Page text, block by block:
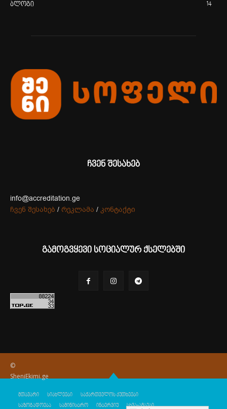
ბლოგი 14
ჩვენ შესახებ
info@accreditation.ge
ჩვენ შესახებ / რეკლამა / კონტაქტი
გამოგვყევი სოციალურ ქსელებში
©
SheniEkimi.ge
მთავარი სიახლეები საქართველოს კუთხეები
საზოგადოება სამინისტრო ინტერვიუ სხვა-ამბები